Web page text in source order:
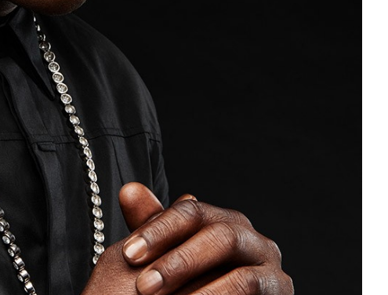
TAINY, adelantado a su
tiempo